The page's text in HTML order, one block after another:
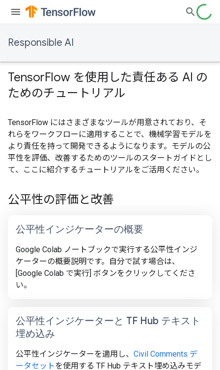
Responsible AI
TensorFlow を使用した責任ある AI の
ためのチュートリアル
TensorFlow にはさまざまなツールが用意されており、そ
れらをワークフローに適用することで、機械学習モデルを
より責任を持って開発できるようになります。モデルの公
平性を評価、改善するためのツールのスタートガイドとし
て、ここに紹介するチュートリアルをご活用ください。
公平性の評価と改善
公平性インジケーターの概要
Google Colab ノートブックで実行する公平性インジ
ケーターの概要説明です。自分で試す場合は、
[Google Colab で実行] ボタンをクリックしてくださ
い。
公平性インジケーターと TF Hub テキスト
埋め込み
公平性インジケーターを適用し、 Civil Comments デ
ータセットを使用する TF Hub テキスト埋め込みモデ